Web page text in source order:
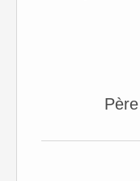
Père